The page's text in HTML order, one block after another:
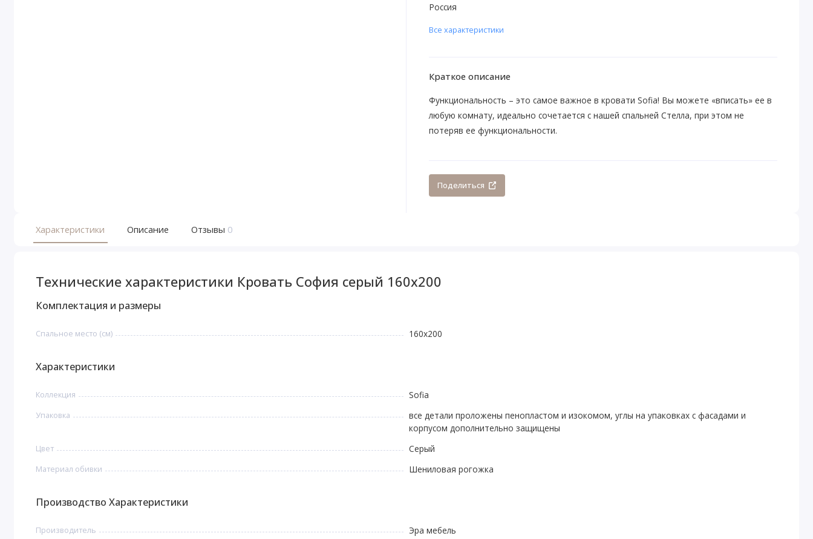
Россия
Все характеристики
Краткое описание
Функциональность – это самое важное в кровати Sofia! Вы можете «вписать» ее в
любую комнату, идеально сочетается с нашей спальней Стелла, при этом не
потеряв ее функциональности.
Поделиться
Характеристики Описание Отзывы 0
Технические характеристики Кровать София серый 160х200
Комплектация и размеры
Спальное место (см) 160х200
Характеристики
Коллекция Sofia
Упаковка
все детали проложены пенопластом и изокомом, углы на упаковках с фасадами и
корпусом дополнительно защищены
Цвет Серый
Материал обивки Шениловая рогожка
Производство Характеристики
Производитель Эра мебель